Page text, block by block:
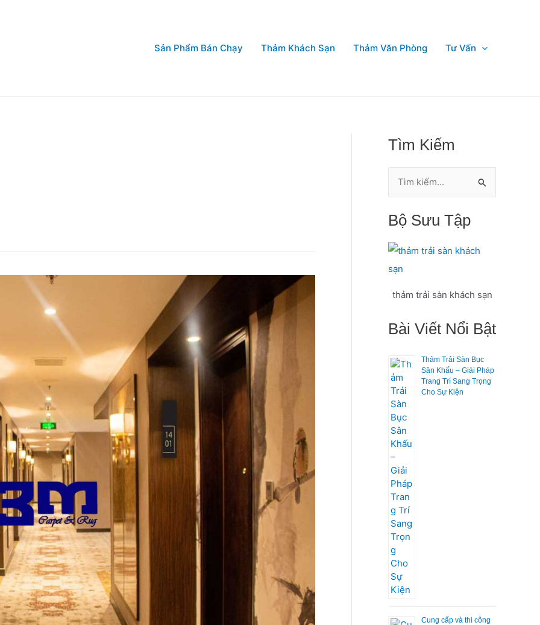
Sản Phẩm Bán Chạy Thảm Khách Sạn Thảm Văn Phòng Tư Vấn
Tìm Kiếm
m
ế
m
Bộ Sưu Tập
thảm trải sàn khách sạn
Bài Viết Nổi Bật
Thảm Trải Sàn Bục
Sân Khấu – Giải Pháp
Trang Trí Sang Trọng
Cho Sự Kiện
Cung cấp và thi công